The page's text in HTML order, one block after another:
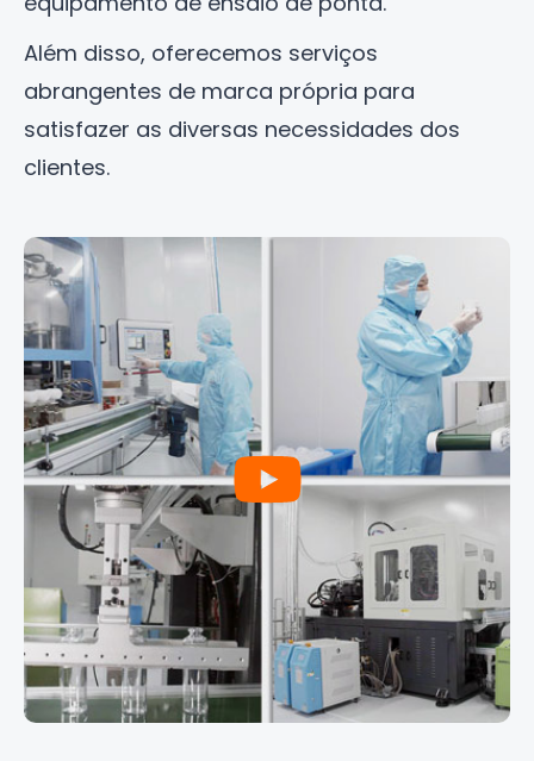
Além disso, oferecemos serviços
abrangentes de marca própria para
satisfazer as diversas necessidades dos
clientes.